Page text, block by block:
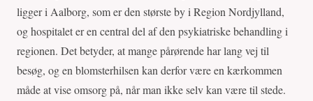
ligger i Aalborg, som er den største by i Region Nordjylland,
og hospitalet er en central del af den psykiatriske behandling i
regionen. Det betyder, at mange pårørende har lang vej til
besøg, og en blomsterhilsen kan derfor være en kærkommen
måde at vise omsorg på, når man ikke selv kan være til stede.